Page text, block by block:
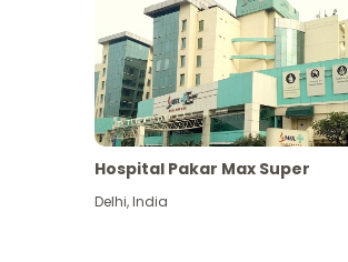
Hospital Pakar Max Super
Delhi,India